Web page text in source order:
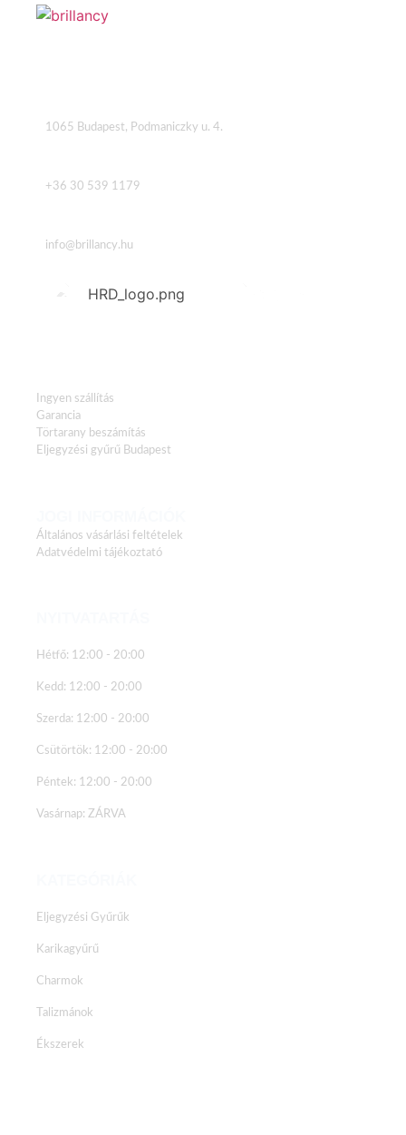
1065 Budapest, Podmaniczky u. 4.
+36 30 539 1179
info@brillancy.hu
Ingyen szállítás
Garancia
Törtarany beszámítás
Eljegyzési gyűrű Budapest
Általános vásárlási feltételek
Adatvédelmi tájékoztató
Hétfő: 12:00 - 20:00
Kedd: 12:00 - 20:00
Szerda: 12:00 - 20:00
Csütörtök: 12:00 - 20:00
Péntek: 12:00 - 20:00
Vasárnap: ZÁRVA
Eljegyzési Gyűrűk
Karikagyűrű
Charmok
Talizmánok
Ékszerek